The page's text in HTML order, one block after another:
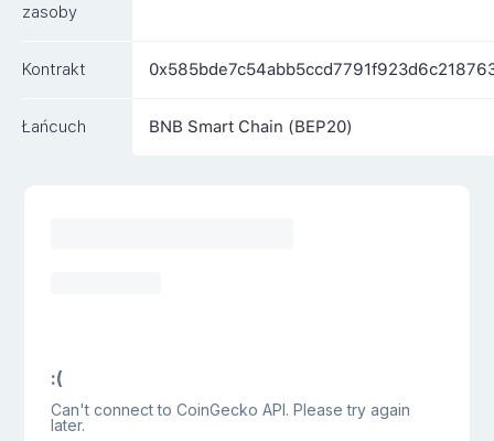
zasoby
Kontrakt
Łańcuch BNB Smart Chain (BEP20)